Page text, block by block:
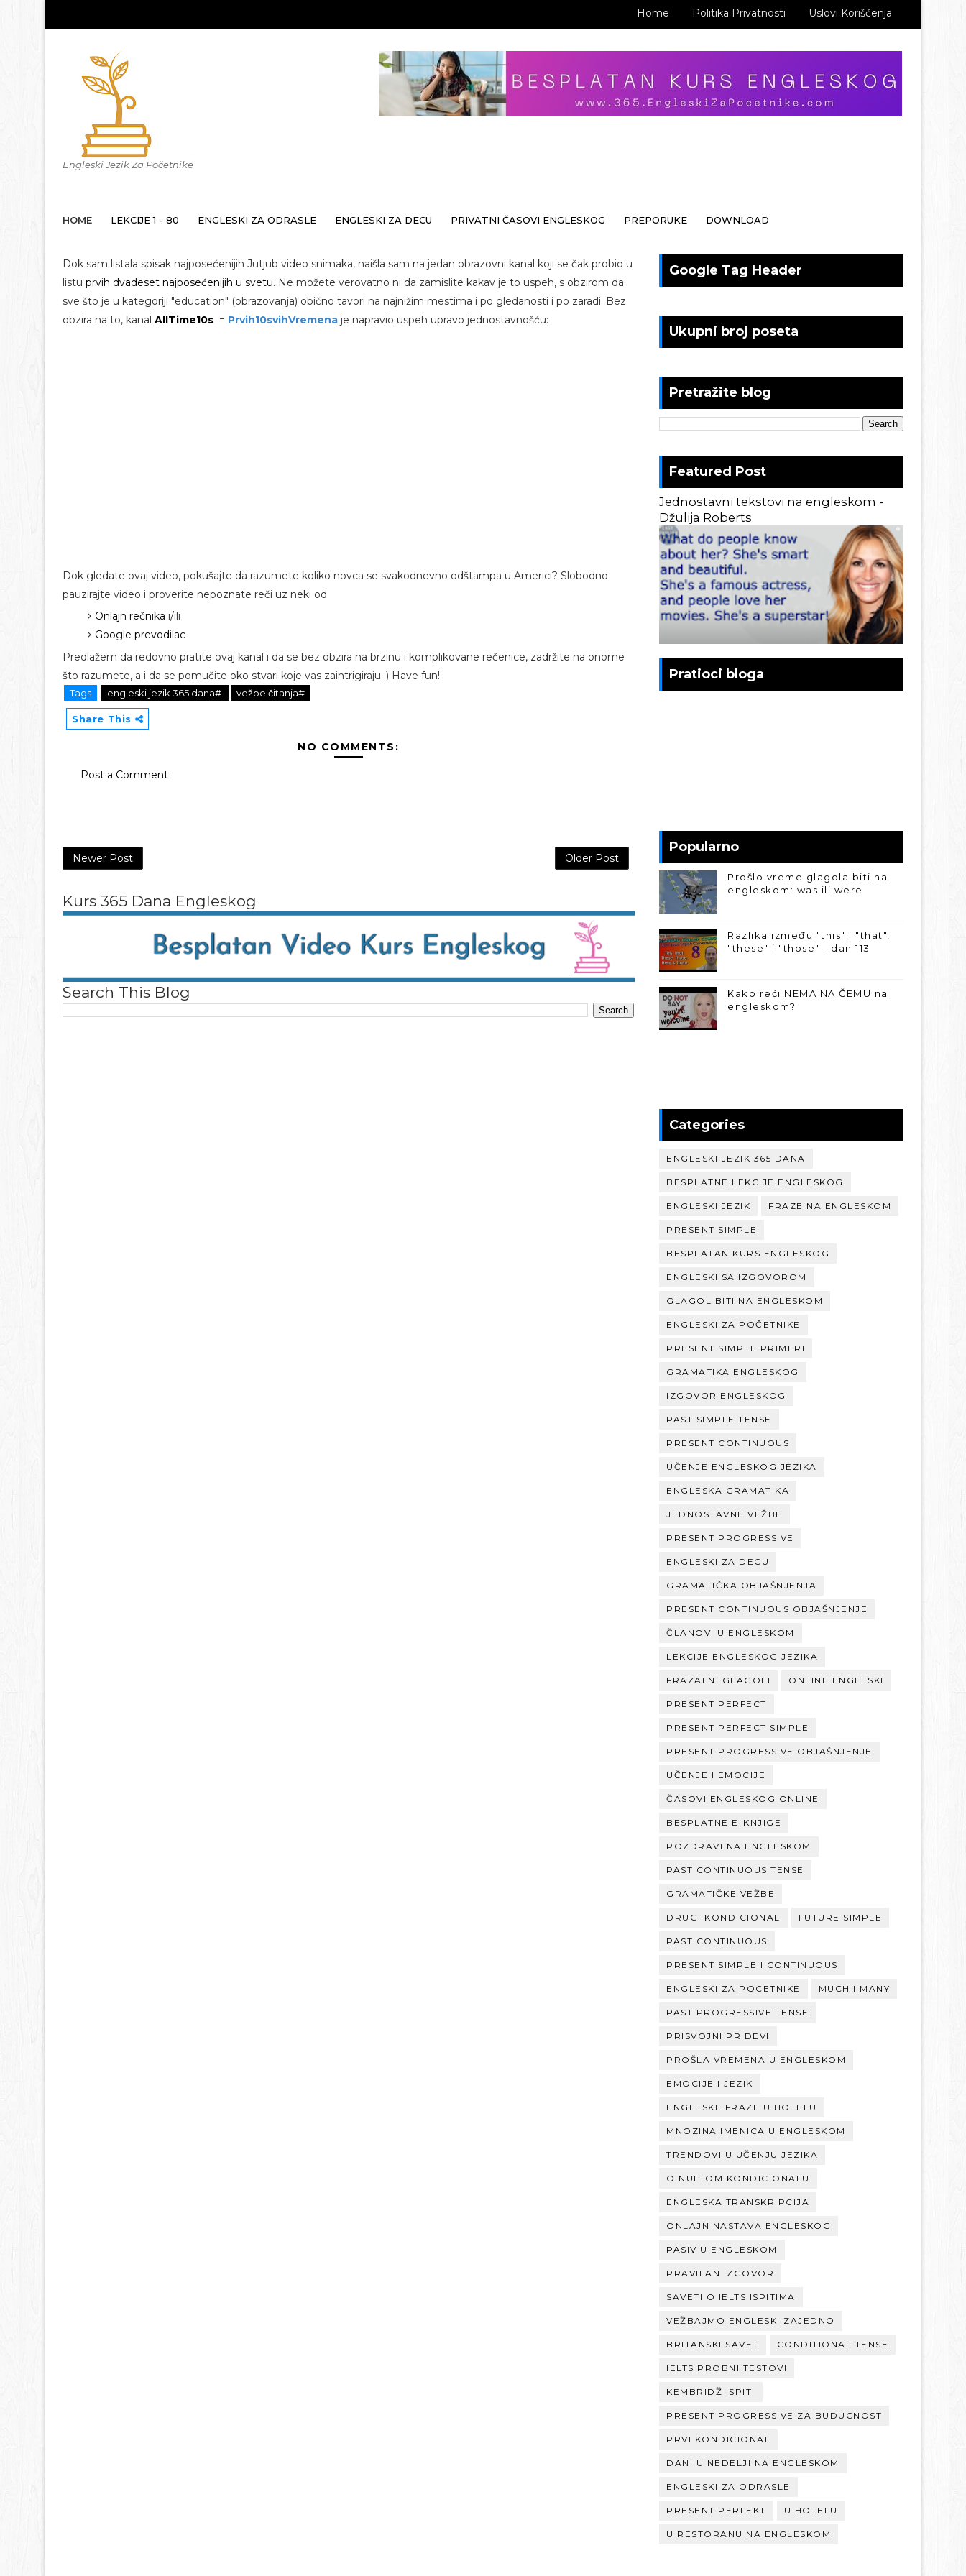
Home Politika Privatnosti Uslovi Korišćenja
Engleski Jezik Za Početnike
HOME LEKCIJE 1 - 80 ENGLESKI ZA ODRASLE ENGLESKI ZA DECU PRIVATNI ČASOVI ENGLESKOG PREPORUKE DOWNLOAD
Dok sam listala spisak najposećenijih Jutjub video snimaka, naišla sam na jedan obrazovni kanal koji se čak probio u
listu prvih dvadeset najposećenijih u svetu. Ne možete verovatno ni da zamislite kakav je to uspeh, s obzirom da
sve što je u kategoriji "education" (obrazovanja) obično tavori na najnižim mestima i po gledanosti i po zaradi. Bez
obzira na to, kanal AllTime10s = Prvih10svihVremena je napravio uspeh upravo jednostavnošću:
Dok gledate ovaj video, pokušajte da razumete koliko novca se svakodnevno odštampa u Americi? Slobodno
pauzirajte video i proverite nepoznate reči uz neki od
Onlajn rečnika i/ili
Google prevodilac
Predlažem da redovno pratite ovaj kanal i da se bez obzira na brzinu i komplikovane rečenice, zadržite na onome
što razumete, a i da se pomučite oko stvari koje vas zaintrigiraju :) Have fun!
Tags engleski jezik 365 dana# vežbe čitanja#
Share This
NO COMMENTS:
Post a Comment
Newer Post Older Post
Kurs 365 Dana Engleskog
Search This Blog
Google Tag Header
Ukupni broj poseta
Pretražite blog
Featured Post
Jednostavni tekstovi na engleskom -
Džulija Roberts
Pratioci bloga
Popularno
Prošlo vreme glagola biti na
engleskom: was ili were
Razlika između "this" i "that",
"these" i "those" - dan 113
Kako reći NEMA NA ČEMU na
engleskom?
Categories
ENGLESKI JEZIK 365 DANA
BESPLATNE LEKCIJE ENGLESKOG
ENGLESKI JEZIK FRAZE NA ENGLESKOM
PRESENT SIMPLE
BESPLATAN KURS ENGLESKOG
ENGLESKI SA IZGOVOROM
GLAGOL BITI NA ENGLESKOM
ENGLESKI ZA POČETNIKE
PRESENT SIMPLE PRIMERI
GRAMATIKA ENGLESKOG
IZGOVOR ENGLESKOG
PAST SIMPLE TENSE
PRESENT CONTINUOUS
UČENJE ENGLESKOG JEZIKA
ENGLESKA GRAMATIKA
JEDNOSTAVNE VEŽBE
PRESENT PROGRESSIVE
ENGLESKI ZA DECU
GRAMATIČKA OBJAŠNJENJA
PRESENT CONTINUOUS OBJAŠNJENJE
ČLANOVI U ENGLESKOM
LEKCIJE ENGLESKOG JEZIKA
FRAZALNI GLAGOLI ONLINE ENGLESKI
PRESENT PERFECT
PRESENT PERFECT SIMPLE
PRESENT PROGRESSIVE OBJAŠNJENJE
UČENJE I EMOCIJE
ČASOVI ENGLESKOG ONLINE
BESPLATNE E-KNJIGE
POZDRAVI NA ENGLESKOM
PAST CONTINUOUS TENSE
GRAMATIČKE VEŽBE
DRUGI KONDICIONAL FUTURE SIMPLE
PAST CONTINUOUS
PRESENT SIMPLE I CONTINUOUS
ENGLESKI ZA POCETNIKE MUCH I MANY
PAST PROGRESSIVE TENSE
PRISVOJNI PRIDEVI
PROŠLA VREMENA U ENGLESKOM
EMOCIJE I JEZIK
ENGLESKE FRAZE U HOTELU
MNOZINA IMENICA U ENGLESKOM
TRENDOVI U UČENJU JEZIKA
O NULTOM KONDICIONALU
ENGLESKA TRANSKRIPCIJA
ONLAJN NASTAVA ENGLESKOG
PASIV U ENGLESKOM
PRAVILAN IZGOVOR
SAVETI O IELTS ISPITIMA
VEŽBAJMO ENGLESKI ZAJEDNO
BRITANSKI SAVET CONDITIONAL TENSE
IELTS PROBNI TESTOVI
KEMBRIDŽ ISPITI
PRESENT PROGRESSIVE ZA BUDUCNOST
PRVI KONDICIONAL
DANI U NEDELJI NA ENGLESKOM
ENGLESKI ZA ODRASLE
PRESENT PERFEKT U HOTELU
U RESTORANU NA ENGLESKOM